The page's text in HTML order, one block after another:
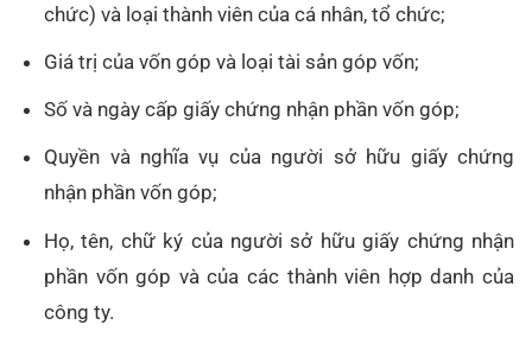
chức) và loại thành viên của cá nhân, tổ chức;
Giá trị của vốn góp và loại tài sản góp vốn;
Số và ngày cấp giấy chứng nhận phần vốn góp;
Quyền và nghĩa vụ của người sở hữu giấy chứng
nhận phần vốn góp;
Họ, tên, chữ ký của người sở hữu giấy chứng nhận
phần vốn góp và của các thành viên hợp danh của
công ty.